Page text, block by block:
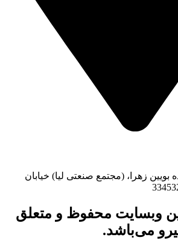
کیلومتر ۱۵ جاده بويین زهرا، (مجتمع صنعتی لیا) خیابان
وبسایت محفوظ و متعلق
می‌باشد.